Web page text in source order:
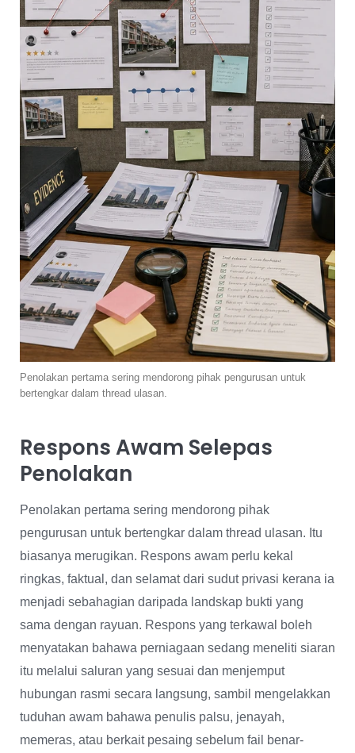
Penolakan pertama sering mendorong pihak pengurusan untuk
bertengkar dalam thread ulasan.
Respons Awam Selepas
Penolakan
Penolakan pertama sering mendorong pihak
pengurusan untuk bertengkar dalam thread ulasan. Itu
biasanya merugikan. Respons awam perlu kekal
ringkas, faktual, dan selamat dari sudut privasi kerana ia
menjadi sebahagian daripada landskap bukti yang
sama dengan rayuan. Respons yang terkawal boleh
menyatakan bahawa perniagaan sedang meneliti siaran
itu melalui saluran yang sesuai dan menjemput
hubungan rasmi secara langsung, sambil mengelakkan
tuduhan awam bahawa penulis palsu, jenayah,
memeras, atau berkait pesaing sebelum fail benar-